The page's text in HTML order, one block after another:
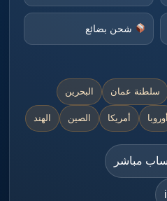
شحن بضائع
سلطنة عمان البحرين
أوروبا أمريكا الصين الهند
مباشر